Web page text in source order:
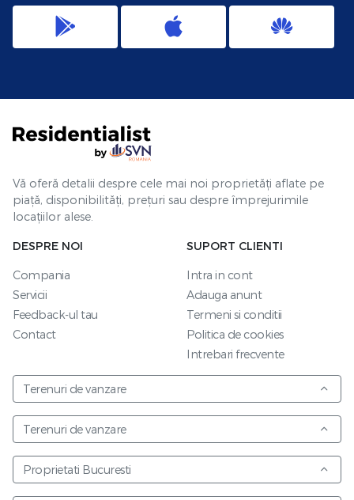
Vă oferă detalii despre cele mai noi proprietăți aflate pe
piață, disponibilități, prețuri sau despre împrejurimile
locațiilor alese.
DESPRE NOI
Compania
Servicii
Feedback-ul tau
Contact
SUPORT CLIENTI
Intra in cont
Adauga anunt
Termeni si conditii
Politica de cookies
Intrebari frecvente
Terenuri de vanzare
Terenuri de vanzare
Proprietati Bucuresti